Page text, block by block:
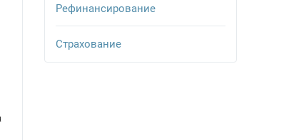
Рефинансирование
Страхование